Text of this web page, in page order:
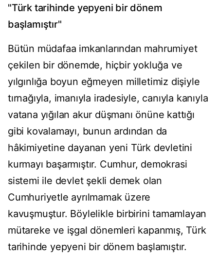
"Türk tarihinde yepyeni bir dönem
başlamıştır"
Bütün müdafaa imkanlarından mahrumiyet
çekilen bir dönemde, hiçbir yokluğa ve
yılgınlığa boyun eğmeyen milletimiz dişiyle
tırnağıyla, imanıyla iradesiyle, canıyla kanıyla
vatana yığılan akur düşmanı önüne kattığı
gibi kovalamayı, bunun ardından da
hâkimiyetine dayanan yeni Türk devletini
kurmayı başarmıştır. Cumhur, demokrasi
sistemi ile devlet şekli demek olan
Cumhuriyetle ayrılmamak üzere
kavuşmuştur. Böylelikle birbirini tamamlayan
mütareke ve işgal dönemleri kapanmış, Türk
tarihinde yepyeni bir dönem başlamıştır.